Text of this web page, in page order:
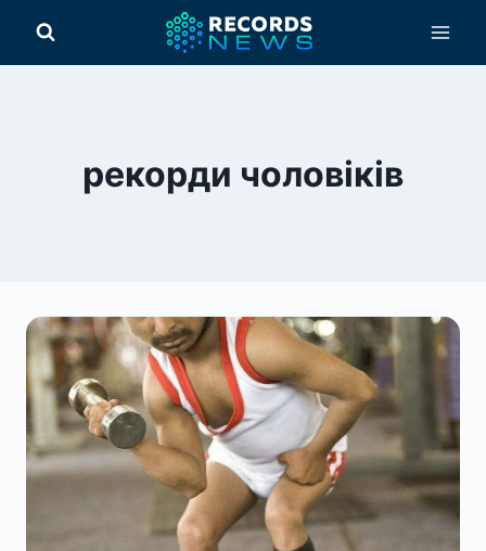
вмісту
рекорди чоловіків